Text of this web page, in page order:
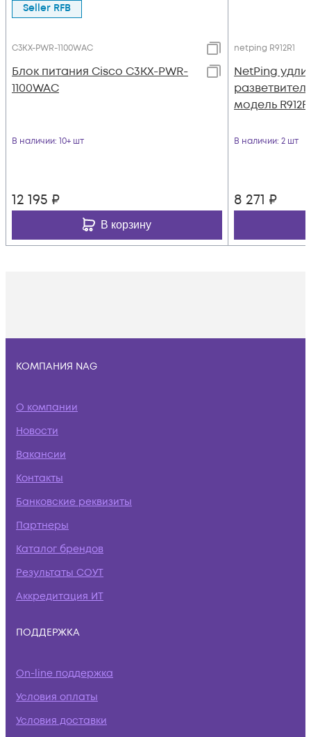
Seller RFB
C3KX-PWR-1100WAC
Блок питания Cisco C3KX-PWR-
1100WAC
В наличии: 10+ шт
12 195 ₽
В корзину
netping R912R1
NetPing
модель
В наличии: 2 шт
8 271 ₽
КОМПАНИЯ NAG
О компании
Новости
Вакансии
Контакты
Банковские реквизиты
Партнеры
Каталог брендов
Результаты СОУТ
Аккредитация ИТ
ПОДДЕРЖКА
On-line поддержка
Условия оплаты
Условия доставки